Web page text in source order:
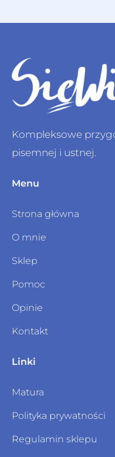
Kompleksowe
pisemnej i ustnej.
Menu
Strona główna
O mnie
Sklep
Pomoc
Opinie
Kontakt
Linki
Matura
Polityka prywatności
Regulamin sklepu